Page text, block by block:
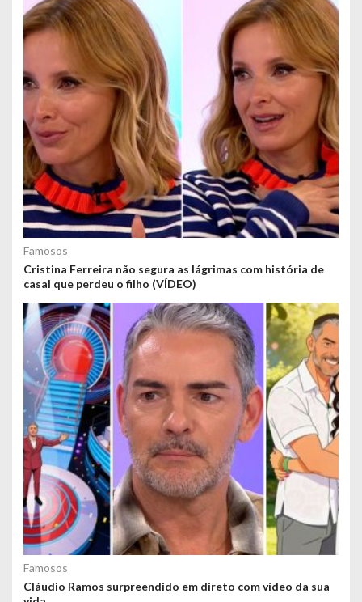
Famosos
Cristina Ferreira não segura as lágrimas com história de
casal que perdeu o filho (VÍDEO)
Famosos
Cláudio Ramos surpreendido em direto com vídeo da sua